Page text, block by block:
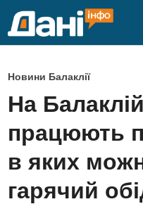
P
o
s
e
d
Новини Балаклії
На
працюють
в яких
гарячий